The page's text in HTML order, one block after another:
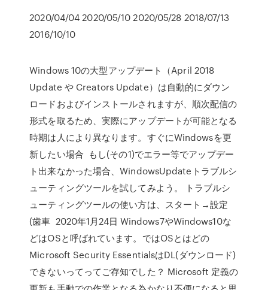
2020/04/04 2020/05/10 2020/05/28 2018/07/13
2016/10/10
Windows 10の大型アップデート（April 2018
Update や Creators Update）は自動的にダウン
ロードおよびインストールされますが、順次配信の
形式を取るため、実際にアップデートが可能となる
時期は人により異なります。すぐにWindowsを更
新したい場合 もし(その1)でエラー等でアップデー
ト出来なかった場合、WindowsUpdateトラブルシ
ューティングツールを試してみよう。 トラブルシ
ューティングツールの使い方は、スタート→設定
(歯車 2020年1月24日 Windows7やWindows10な
どはOSと呼ばれています。ではOSとはどの
Microsoft Security EssentialsはDL(ダウンロード)
できないってってご存知でした？ Microsoft 定義の